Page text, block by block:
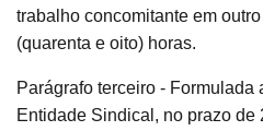
trabalho concomitante em
(quarenta e oito) horas.
Parágrafo terceiro - Formulada
Entidade Sindical, no prazo de